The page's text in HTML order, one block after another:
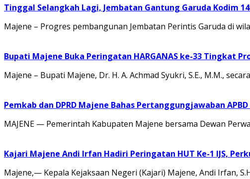
Tinggal Selangkah Lagi, Jembatan Gantung Garuda Kodim
Majene – Progres pembangunan Jembatan Perintis Garuda di
Bupati Majene Buka Peringatan HARGANAS ke-33 Tingkat
Majene – Bupati Majene, Dr. H. A. Achmad Syukri, S.E., M.M.,
Pemkab dan DPRD Majene Bahas Pertanggungjawaban
MAJENE — Pemerintah Kabupaten Majene bersama Dewan
Kajari Majene Andi Irfan Hadiri Peringatan HUT Ke-1 IJS,
Majene,— Kepala Kejaksaan Negeri (Kajari) Majene, Andi Irfan,